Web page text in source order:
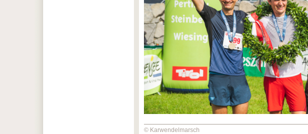
© Karwendelmarsch